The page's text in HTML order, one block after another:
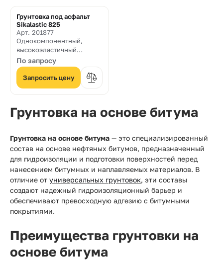
Калькуляторы
Контакты
8
800
550-
03-
sales@mpkm.org
Грунтовка под асфальт
Sikalastic 825
Арт. 201877
Однокомпонентный,
высокоэластичный
связующий слой на основе
битумно-латексной
эмульсии.
По запросу
Запросить цену
Грунтовка на основе битума
Грунтовка на основе битума — это специализированный
состав на основе нефтяных битумов, предназначенный
для гидроизоляции и подготовки поверхностей перед
нанесением битумных и наплавляемых материалов. В
отличие от универсальных грунтовок, эти составы
создают надежный гидроизоляционный барьер и
обеспечивают превосходную адгезию с битумными
покрытиями.
Преимущества грунтовки на
основе битума